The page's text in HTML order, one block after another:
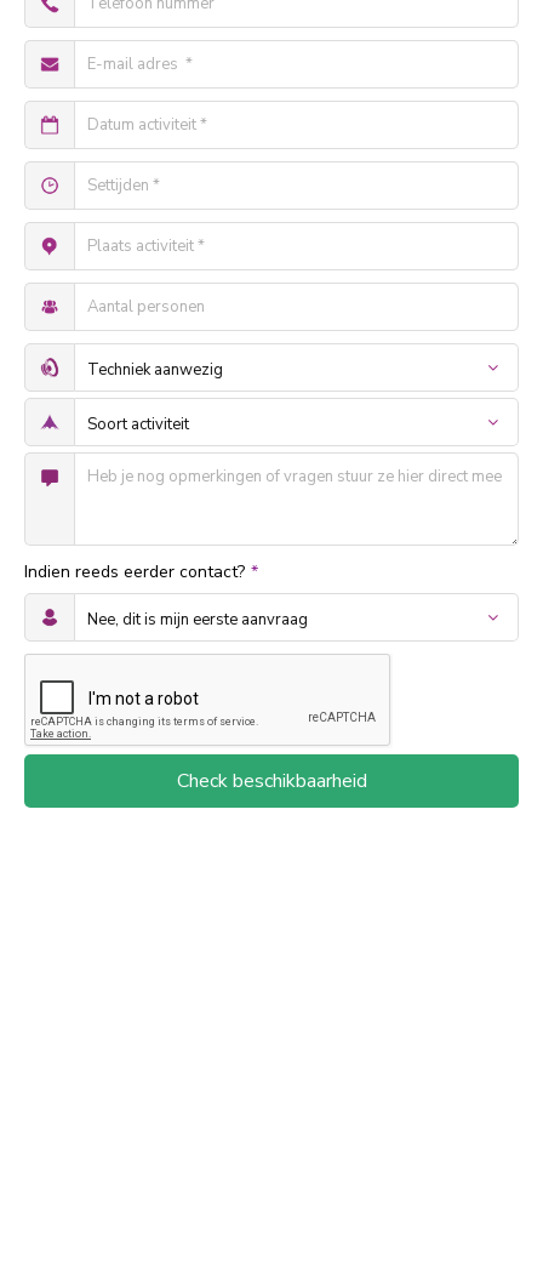
Indien reeds eerder contact? *
Check beschikbaarheid